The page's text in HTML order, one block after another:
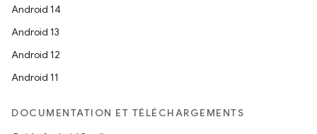
Android 14
Android 13
Android 12
Android 11
DOCUMENTATION ET TÉLÉCHARGEMENTS